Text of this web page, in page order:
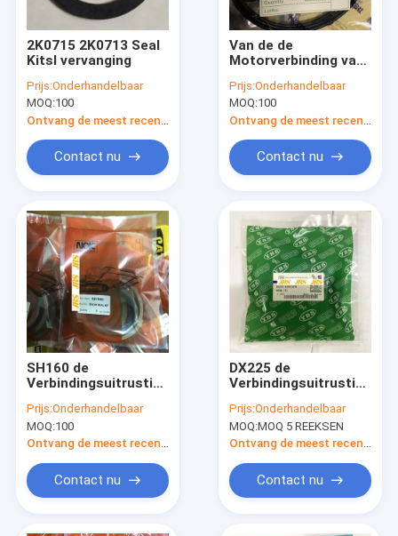
2K0715 2K0713 Seal
Kitsl vervanging
Prijs:Onderhandelbaar
MOQ:100
Contact nu
Van de de
Motorverbinding van
Verbindingsuitrusting
van Kit Hydraulic
Cylinder Boom
Hyundai
Prijs:Onderhandelbaar
MOQ:100
Contact nu
SH160 de
Verbindingsuitrusting
Prijs:Onderhandelbaar
MOQ:100
Contact nu
DX225 de
Verbindingsuitrusting
Prijs:Onderhandelbaar
MOQ:MOQ 5 REEKSEN
Contact nu